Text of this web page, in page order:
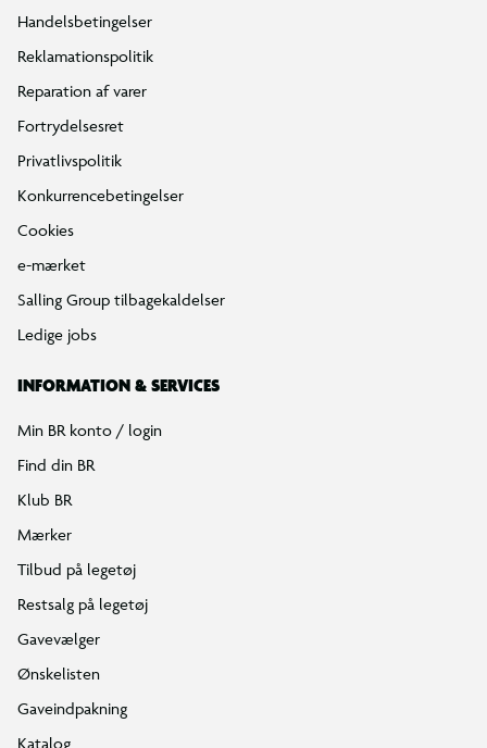
Handelsbetingelser
Reklamationspolitik
Reparation af varer
Fortrydelsesret
Privatlivspolitik
Konkurrencebetingelser
Cookies
e-mærket
Salling Group tilbagekaldelser
Ledige jobs
INFORMATION & SERVICES
Min BR konto / login
Find din BR
Klub BR
Mærker
Tilbud på legetøj
Restsalg på legetøj
Gavevælger
Ønskelisten
Gaveindpakning
Katalog